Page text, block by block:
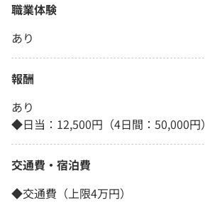
職業体験
あり
報酬
あり
◆日当：12,500円（4日間：50,000円）
交通費・宿泊費
◆交通費（上限4万円）